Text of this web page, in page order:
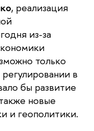
, реализация
из-за
только
в
бы развитие
новые
и геополитики.